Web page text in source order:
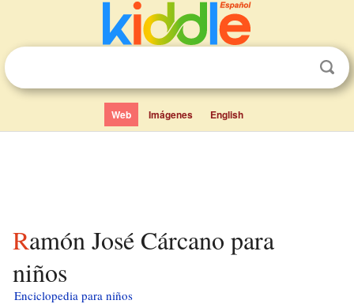
Web Imágenes English
Ramón José Cárcano para
niños
Enciclopedia para niños